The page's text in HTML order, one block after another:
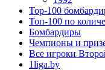
Top-100
Топ-100 по
Бомбардиры
Чемпионы и
Все игроки
1liga.by